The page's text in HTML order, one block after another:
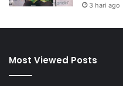
3 hari ago
Most Viewed Posts